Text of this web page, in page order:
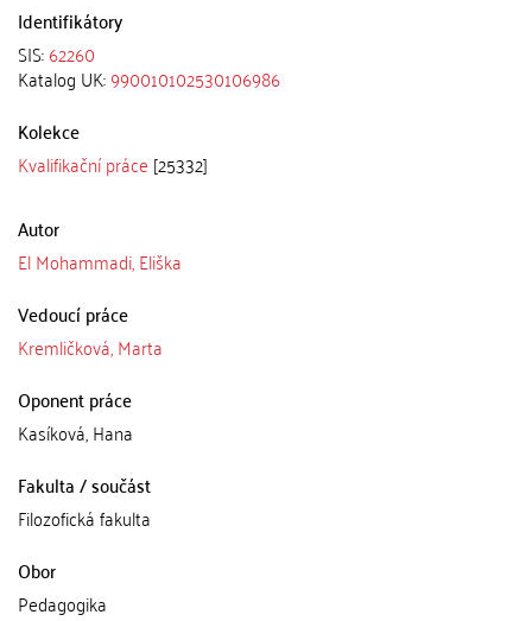
Identifikátory
SIS:62260
Katalog UK:990010102530106986
Kolekce
Kvalifikační práce [25332]
Autor
El Mohammadi, Eliška
Vedoucí práce
Kremličková, Marta
Oponent práce
Kasíková, Hana
Fakulta / součást
Filozofická fakulta
Obor
Pedagogika